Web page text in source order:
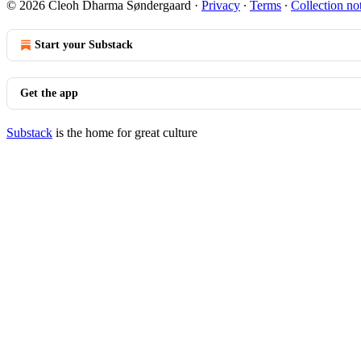
© 2026 Cleoh Dharma Søndergaard · Privacy ∙ Terms ∙ Collection
Start your Substack
Get the app
Substack is the home for great culture